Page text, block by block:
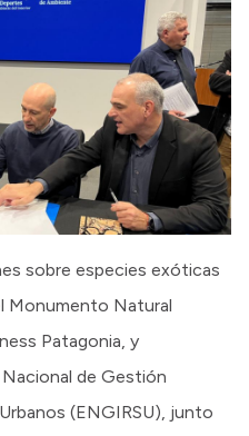
sobre especies exóticas
Monumento Natural
Patagonia, y
de Gestión
(ENGIRSU), junto